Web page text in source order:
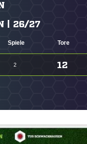
| 26/27
Spiele Tore
2 12